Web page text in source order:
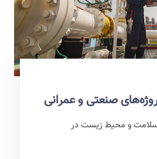
سلامت و محیط زیست در